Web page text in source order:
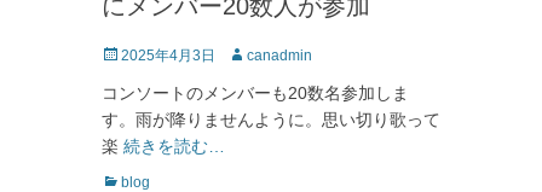
にメンバー20数人が参加
投
日
2025年4月3日
投
者
canadmin
コンソートのメンバーも20数名参加しま
す。雨が降りませんように。思い切り歌って
楽 続きを読む…
カ blog